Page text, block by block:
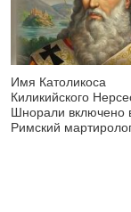
Имя Католикоса
Киликийского
Шнорали включено
Римский